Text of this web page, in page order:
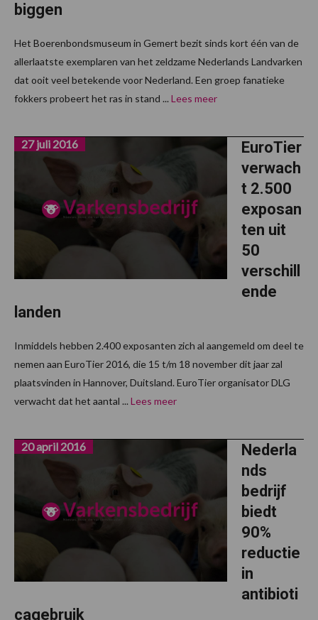
biggen
Het Boerenbondsmuseum in Gemert bezit sinds kort één van de
allerlaatste exemplaren van het zeldzame Nederlands Landvarken
dat ooit veel betekende voor Nederland. Een groep fanatieke
fokkers probeert het ras in stand ... Lees meer
EuroTier
verwach
t 2.500
exposan
ten uit
50
verschill
ende
landen
27 juli 2016
Inmiddels hebben 2.400 exposanten zich al aangemeld om deel te
nemen aan EuroTier 2016, die 15 t/m 18 november dit jaar zal
plaatsvinden in Hannover, Duitsland. EuroTier organisator DLG
verwacht dat het aantal ... Lees meer
Nederla
nds
bedrijf
biedt
90%
reductie
in
antibioti
cagebruik
20 april 2016